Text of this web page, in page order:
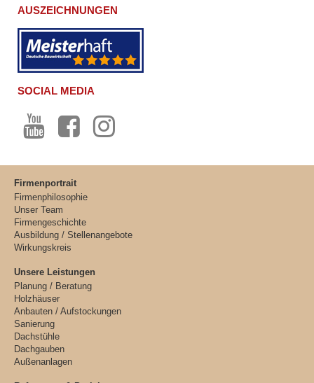
AUSZEICHNUNGEN
SOCIAL MEDIA
Firmenportrait
Firmenphilosophie
Unser Team
Firmengeschichte
Ausbildung / Stellenangebote
Wirkungskreis
Unsere Leistungen
Planung / Beratung
Holzhäuser
Anbauten / Aufstockungen
Sanierung
Dachstühle
Dachgauben
Außenanlagen